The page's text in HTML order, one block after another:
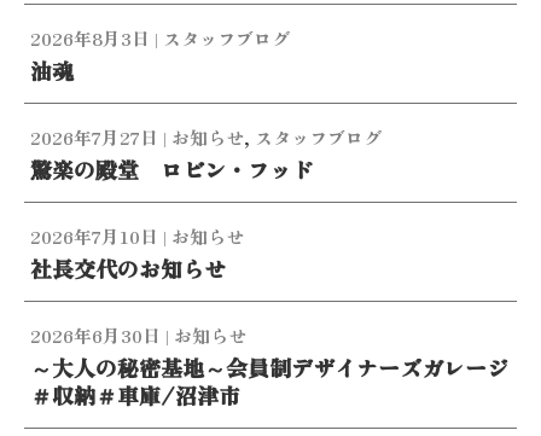
油魂
2026年8月3日 | スタッフブログ
驚楽の殿堂 ロビン・フッド
2026年7月27日 | お知らせ, スタッフブログ
社長交代のお知らせ
2026年7月10日 | お知らせ
～大人の秘密基地～会員制デザイナーズガレージ
＃収納＃車庫/沼津市
2026年6月30日 | お知らせ